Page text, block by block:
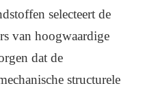
selecteert de
van hoogwaardige
dat de
structurele